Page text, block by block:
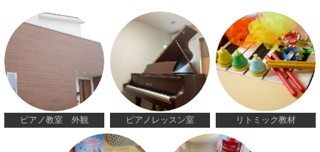
ピアノ教室 外観 ピアノレッスン室 リトミック教材